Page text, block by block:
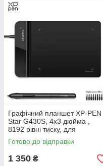
Графічний планшет XP-PEN
Star G430S, 4x3 дюйма ,
8192 рівні тиску, для
малювання, роздільна
здатність 5080 lpi
Готово до відправки
1 350 ₴